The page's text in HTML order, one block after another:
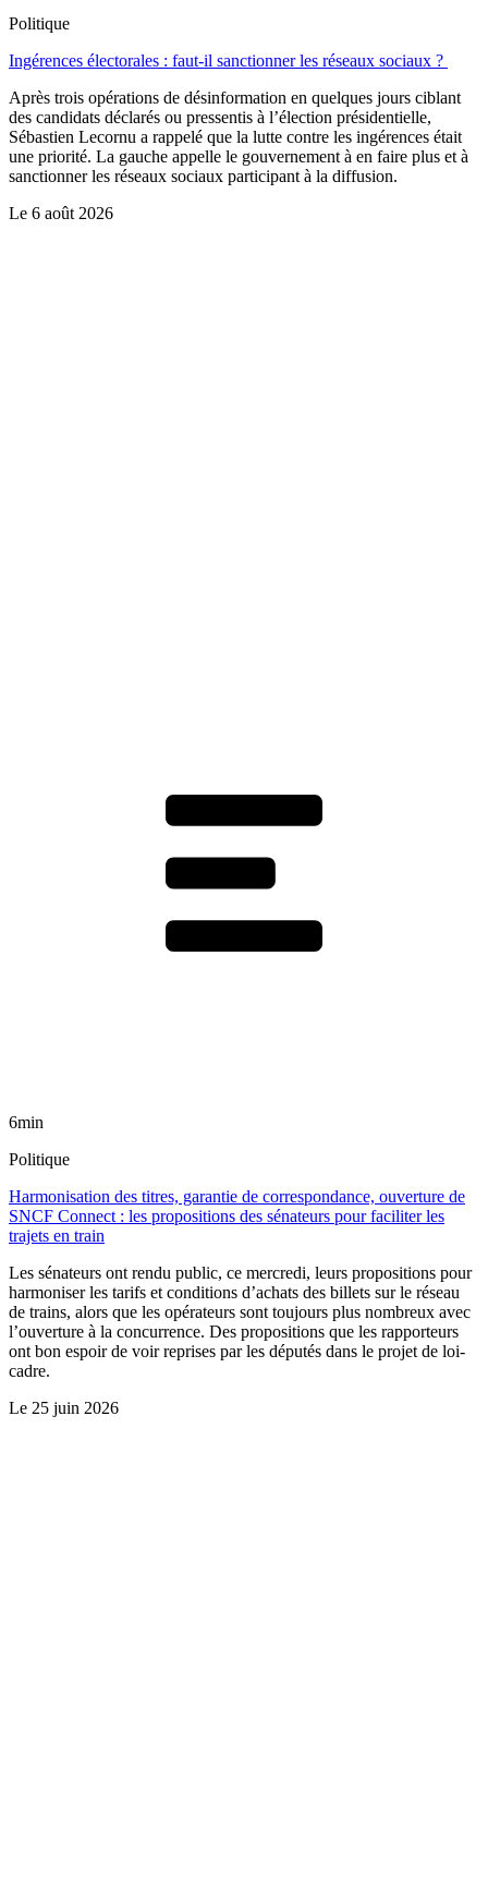
Politique
Ingérences électorales : faut-il sanctionner les réseaux sociaux ?
Après trois opérations de désinformation en quelques jours ciblant
des candidats déclarés ou pressentis à l’élection présidentielle,
Sébastien Lecornu a rappelé que la lutte contre les ingérences était
une priorité. La gauche appelle le gouvernement à en faire plus et à
sanctionner les réseaux sociaux participant à la diffusion.
Le 6 août 2026
6min
Politique
Harmonisation des titres, garantie de correspondance, ouverture de
SNCF Connect : les propositions des sénateurs pour faciliter les
trajets en train
Les sénateurs ont rendu public, ce mercredi, leurs propositions pour
harmoniser les tarifs et conditions d’achats des billets sur le réseau
de trains, alors que les opérateurs sont toujours plus nombreux avec
l’ouverture à la concurrence. Des propositions que les rapporteurs
ont bon espoir de voir reprises par les députés dans le projet de loi-
cadre.
Le 25 juin 2026